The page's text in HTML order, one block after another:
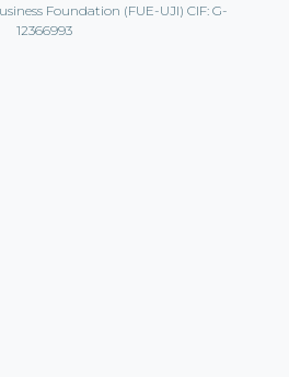
Foundation (FUE-UJI) CIF: G-
12366993